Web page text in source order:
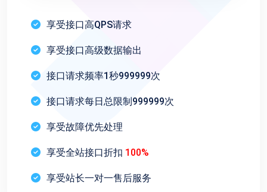
享受接口高QPS请求
享受接口高级数据输出
接口请求频率1秒999999次
接口请求每日总限制999999次
享受故障优先处理
享受全站接口折扣 100%
享受站长一对一售后服务